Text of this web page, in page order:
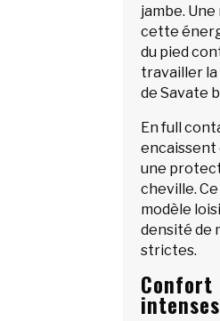
jambe.
cette
du pied
travailler la
de Savate
En full
encaissent
une
cheville.
modèle
densité de
strictes.
Confort
intenses